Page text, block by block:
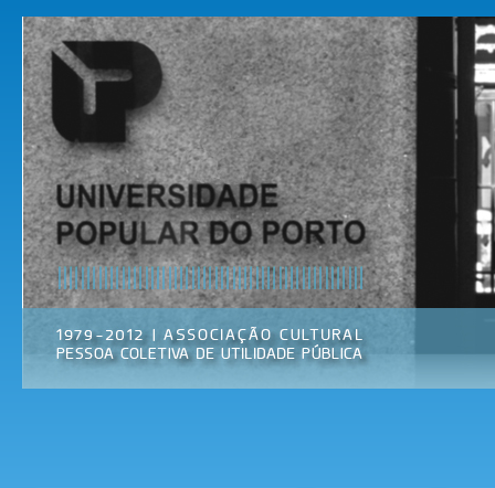
Universidade
Popular do
Porto
Associação
Cultural